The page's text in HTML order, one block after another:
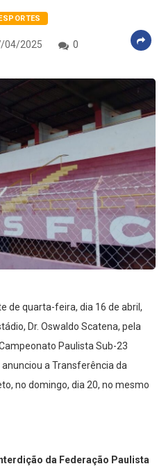
04/2025 0
de quarta-feira, dia 16 de abril,
Dr. Oswaldo Scatena, pela
Paulista Sub-23
anunciou a Transferência da
no domingo, dia 20, no mesmo
da Federação Paulista